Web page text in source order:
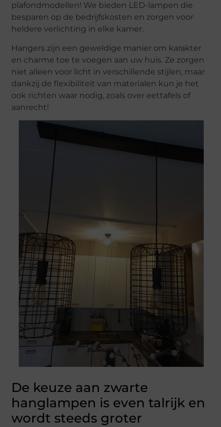
plafondmodellen! We bieden LED-lampen die
besparen op de bedrijfskosten en zorgen voor
heldere verlichting in elke kamer.
Hangers zijn een geweldige manier om karakter
en charme toe te voegen aan uw huis. Ze zorgen
niet alleen voor licht in verschillende stijlen, maar
dankzij de flexibiliteit van materialen kun je het
ook richten waar nodig, zoals over eettafels of
aanrecht!
De keuze aan zwarte
hanglampen is even talrijk en
wordt steeds groter